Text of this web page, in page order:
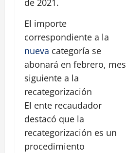
de 2021.
El importe
correspondiente a la
nueva categoría se
abonará en febrero, mes
siguiente a la
recategorización
El ente recaudador
destacó que la
recategorización es un
procedimiento